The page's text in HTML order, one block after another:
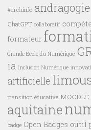
#archinfo andragogie
ChatGPT collaboratif
formateur
Grande Ecole du Numérique
ia Inclusion Numérique
artificielle
transition éducative MOODLE
aquitaine
badge Open Badges outil